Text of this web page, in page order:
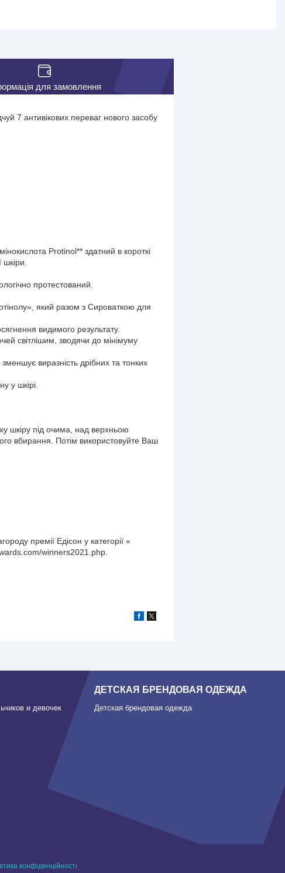
для замовлення
7 антивікових переваг нового засобу
Protinol** здатний в короткі
протестований.
який разом з Сироваткою для
видимого результату.
світлішим, зводячи до мінімуму
виразність дрібних та тонких
у шкірі.
шкіру під очима, над верхньою
вбирання. Потім використовуйте Ваш
премії Едісон у категорії «
winners2021.php.
и девочек
ДЕТСКАЯ БРЕНДОВАЯ ОДЕЖДА
Детская брендовая одежда
конфіденційності